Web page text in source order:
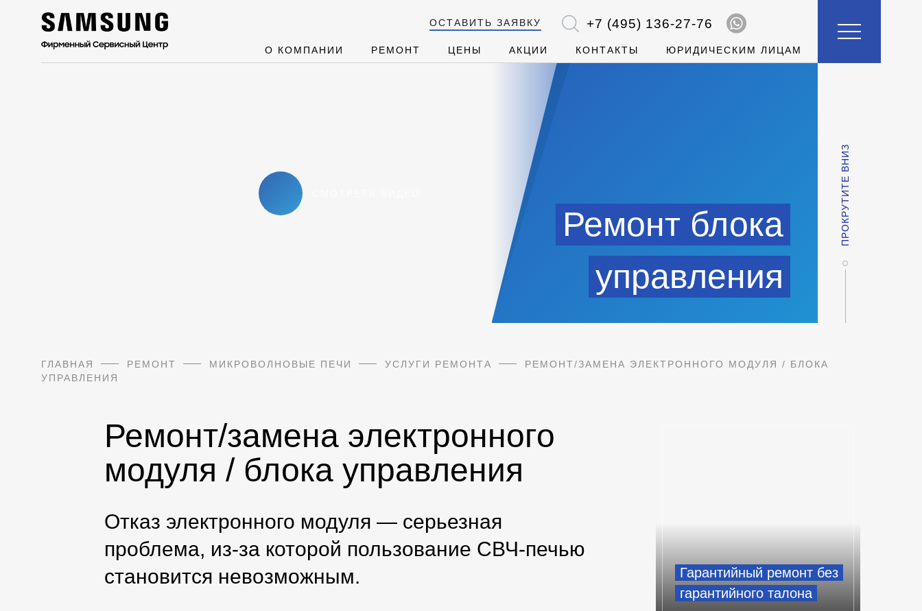
ОСТАВИТЬ ЗАЯВКУ +7 (495) 136-27-76
О КОМПАНИИ РЕМОНТ ЦЕНЫ АКЦИИ КОНТАКТЫ ЮРИДИЧЕСКИМ ЛИЦАМ
Ремонт блока
управления
ПРОКРУТИТЕ ВНИЗ
ГЛАВНАЯ РЕМОНТ МИКРОВОЛНОВЫЕ ПЕЧИ УСЛУГИ РЕМОНТА
РЕМОНТ/ЗАМЕНА ЭЛЕКТРОННОГО МОДУЛЯ / БЛОКА
УПРАВЛЕНИЯ
Ремонт/замена электронного
модуля / блока управления
Отказ электронного модуля — серьезная
проблема, из-за которой пользование СВЧ-печью
становится невозможным.
Гарантийный ремонт без
гарантийного талона